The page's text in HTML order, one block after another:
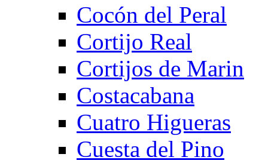
Cocón del Peral
Cortijo Real
Cortijos de Marin
Costacabana
Cuatro Higueras
Cuesta del Pino